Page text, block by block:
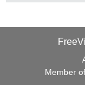
Monovision (bei
HistorischeMember